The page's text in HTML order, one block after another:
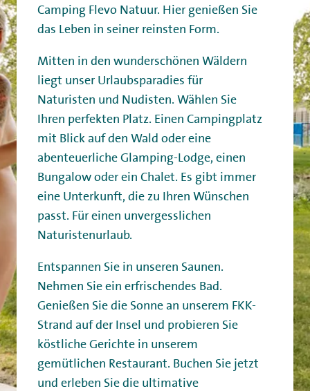
Camping Flevo Natuur. Hier genießen Sie
das Leben in seiner reinsten Form.
Mitten in den wunderschönen Wäldern
liegt unser Urlaubsparadies für
Naturisten und Nudisten. Wählen Sie
Ihren perfekten Platz. Einen Campingplatz
mit Blick auf den Wald oder eine
abenteuerliche Glamping-Lodge, einen
Bungalow oder ein Chalet. Es gibt immer
eine Unterkunft, die zu Ihren Wünschen
passt. Für einen unvergesslichen
Naturistenurlaub.
Entspannen Sie in unseren Saunen.
Nehmen Sie ein erfrischendes Bad.
Genießen Sie die Sonne an unserem FKK-
Strand auf der Insel und probieren Sie
köstliche Gerichte in unserem
gemütlichen Restaurant. Buchen Sie jetzt
und erleben Sie die ultimative